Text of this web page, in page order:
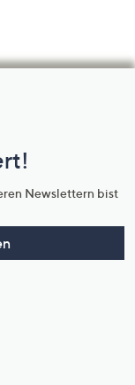
Newslettern bist